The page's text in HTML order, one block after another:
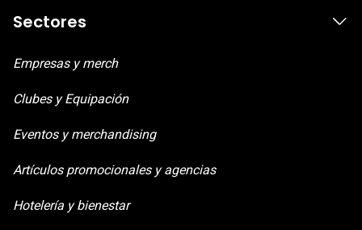
Sectores
Empresas y merch
Clubes y Equipación
Eventos y merchandising
Artículos promocionales y agencias
Hotelería y bienestar